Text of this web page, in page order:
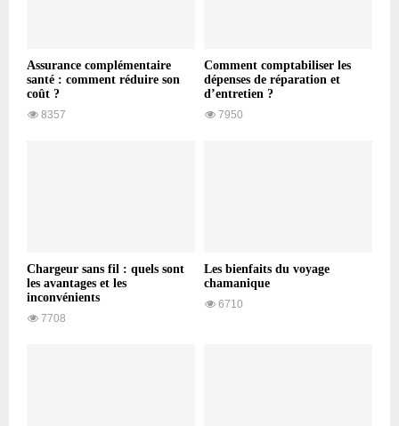
Assurance complémentaire
santé : comment réduire son
coût ?
8357
Comment comptabiliser les
dépenses de réparation et
d’entretien ?
7950
Chargeur sans fil : quels sont
les avantages et les
inconvénients
7708
Les bienfaits du voyage
chamanique
6710